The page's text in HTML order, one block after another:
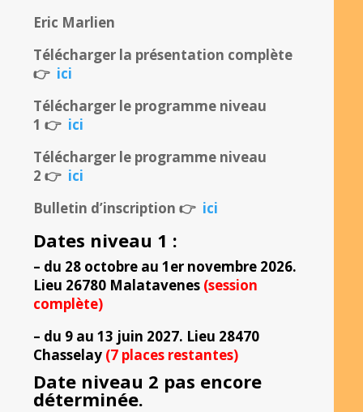
Eric Marlien
Télécharger la présentation complète
👉 ici
Télécharger le programme niveau
1 👉 ici
Télécharger le programme niveau
2 👉 ici
Bulletin d’inscription 👉 ici
Dates niveau 1 :
– du 28 octobre au 1er novembre 2026.
Lieu 26780 Malatavenes (session
complète)
– du 9 au 13 juin 2027. Lieu 28470
Chasselay (7 places restantes)
Date niveau 2 pas encore
déterminée.